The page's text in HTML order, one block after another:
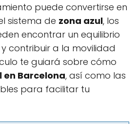
puede convertirse en
sistema de zona azul, los
encontrar un equilibrio
contribuir a la movilidad
te guiará sobre cómo
en Barcelona, así como las
para facilitar tu